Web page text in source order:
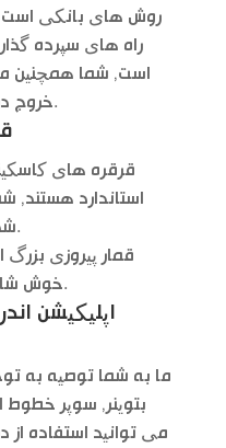
روش های بانکی است
راه های سپرده
است, شما همچنین
خروج در هر دستگاه خودپرداز را.
قرقره های
استاندارد هستند,
شدن باقی مانده 3 میدارد.
قمار پیروزی بزرگ
خوش شانس روزانه, کارت پرداخت.
اپلیکیشن
ما به شما توصیه به
بتوینر, سوپر
می توانید استفاده از